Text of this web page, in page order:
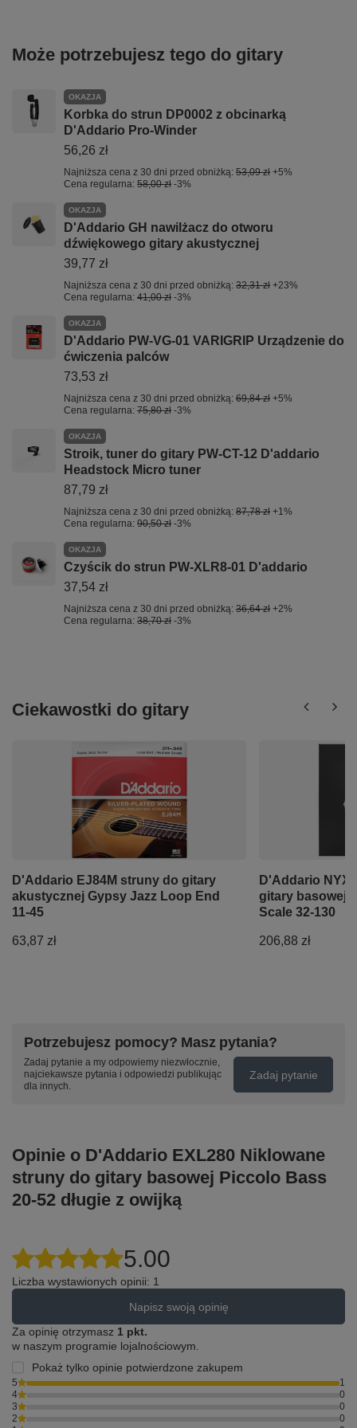
Może potrzebujesz tego do gitary
OKAZJA
Korbka do strun DP0002 z obcinarką
D'Addario Pro-Winder
56,26 zł
Najniższa cena z 30 dni przed obniżką: 53,09 zł +5%
Cena regularna: 58,00 zł -3%
OKAZJA
D'Addario GH nawilżacz do otworu
dźwiękowego gitary akustycznej
39,77 zł
Najniższa cena z 30 dni przed obniżką: 32,31 zł +23%
Cena regularna: 41,00 zł -3%
OKAZJA
D'Addario PW-VG-01 VARIGRIP Urządzenie do
ćwiczenia palców
73,53 zł
Najniższa cena z 30 dni przed obniżką: 69,84 zł +5%
Cena regularna: 75,80 zł -3%
OKAZJA
Stroik, tuner do gitary PW-CT-12 D'addario
Headstock Micro tuner
87,79 zł
Najniższa cena z 30 dni przed obniżką: 87,78 zł +1%
Cena regularna: 90,50 zł -3%
OKAZJA
Czyścik do strun PW-XLR8-01 D'addario
37,54 zł
Najniższa cena z 30 dni przed obniżką: 36,64 zł +2%
Cena regularna: 38,70 zł -3%
Ciekawostki do gitary
D'Addario EJ84M struny do gitary
akustycznej Gypsy Jazz Loop End
11-45
63,87 zł
D'Addario
gitary basowej
Scale 32-130
206,88 zł
Potrzebujesz pomocy? Masz pytania?
Zadaj pytanie a my odpowiemy niezwłocznie,
najciekawsze pytania i odpowiedzi publikując
dla innych.
Zadaj pytanie
Opinie o D'Addario EXL280 Niklowane
struny do gitary basowej Piccolo Bass
20-52 długie z owijką
5.00
Liczba wystawionych opinii: 1
Napisz swoją opinię
Za opinię otrzymasz 1 pkt.
w naszym programie lojalnościowym.
Pokaż tylko opinie potwierdzone zakupem
5
1
4
0
3
0
2
0